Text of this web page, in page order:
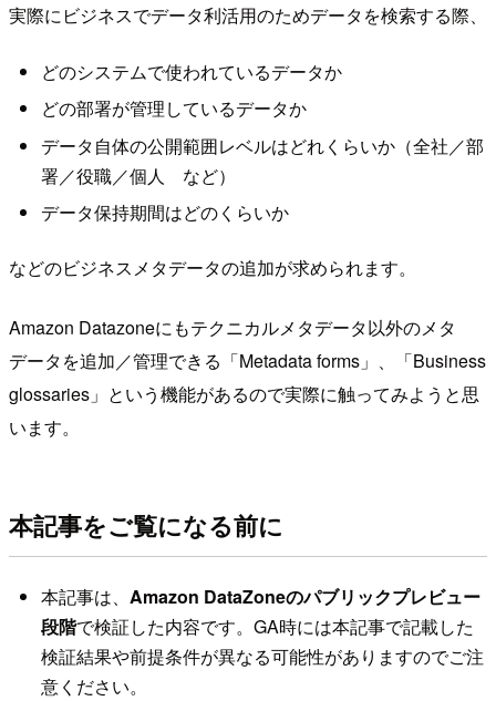
実際にビジネスでデータ利活用のためデータを検索する際、
どのシステムで使われているデータか
どの部署が管理しているデータか
データ自体の公開範囲レベルはどれくらいか（全社／部
署／役職／個人 など）
データ保持期間はどのくらいか
などのビジネスメタデータの追加が求められます。
Amazon Datazoneにもテクニカルメタデータ以外のメタ
データを追加／管理できる「Metadata forms」、「Business
glossaries」という機能があるので実際に触ってみようと思
います。
本記事をご覧になる前に
本記事は、 Amazon DataZoneのパブリックプレビュー
段階で検証した内容です。GA時には本記事で記載した
検証結果や前提条件が異なる可能性がありますのでご注
意ください。